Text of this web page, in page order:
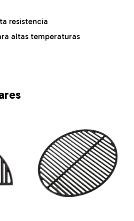
resistencia
altas temperaturas